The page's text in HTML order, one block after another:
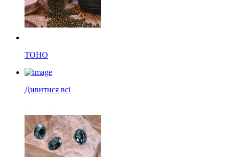
TOHO
Дивитися всі